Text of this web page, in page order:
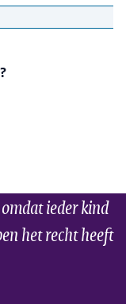
ieder kind
het recht heeft